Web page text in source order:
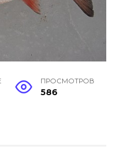
ПРОСМОТРОВ
586